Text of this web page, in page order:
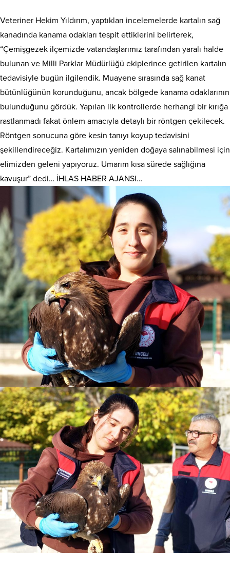
Veteriner Hekim Yıldırım, yaptıkları incelemelerde kartalın sağ
kanadında kanama odakları tespit ettiklerini belirterek,
“Çemişgezek ilçemizde vatandaşlarımız tarafından yaralı halde
bulunan ve Milli Parklar Müdürlüğü ekiplerince getirilen kartalın
tedavisiyle bugün ilgilendik. Muayene sırasında sağ kanat
bütünlüğünün korunduğunu, ancak bölgede kanama odaklarının
bulunduğunu gördük. Yapılan ilk kontrollerde herhangi bir kırığa
rastlanmadı fakat önlem amacıyla detaylı bir röntgen çekilecek.
Röntgen sonucuna göre kesin tanıyı koyup tedavisini
şekillendireceğiz. Kartalımızın yeniden doğaya salınabilmesi için
elimizden geleni yapıyoruz. Umarım kısa sürede sağlığına
kavuşur” dedi… İHLAS HABER AJANSI…